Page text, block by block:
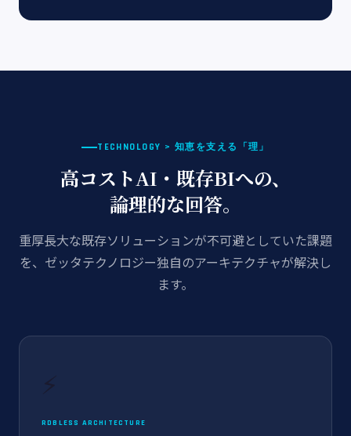
TECHNOLOGY > 知恵を支える「理」
高コストAI・既存BIへの、
論理的な回答。
重厚長大な既存ソリューションが不可避としていた課題
を、ゼッタテクノロジー独自のアーキテクチャが解決し
ます。
⚡
RDBLESS ARCHITECTURE